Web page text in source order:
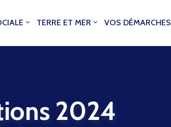
TERRE ET MER VOS DÉMARCHES
2024